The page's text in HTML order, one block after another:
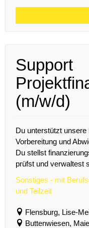
Support
(m/w/d)
Du unterstützt
Vorbereitung und
Du stellst
prüfst und verwaltest
Sonstiges - mit
und Teilzeit
Flensburg, Lise-
Buttenwiesen,